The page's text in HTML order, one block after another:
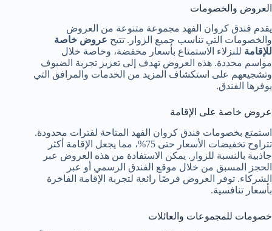
العروض والخصومات
يقدم فندق كروان الفهد مجموعة متنوعة من العروض
والخصومات التي تناسب جميع الزوار. تتيح عروض خاصة
للإقامة للنزلاء الاستمتاع بأسعار مخفضة، وخاصة خلال
مواسم محددة. هذه العروض تهدف إلى تعزيز تجربة الضيوف
وتشجيعهم على استكشاف المزيد من الخدمات والمرافق التي
يوفرها الفندق.
عروض خاصة على الإقامة
استمتع بخصومات فندق كروان الفهد المتاحة لفترات محدودة.
تتراوح تخفيضات الأسعار حتى 75%، مما يجعل الإقامة أكثر
جاذبية بالنسبة للزوار. يمكن الاستفادة من هذه العروض عبر
الحجز المسبق من خلال موقع الفندق الرسمي أو عبر
الشركاء. توفر العروض فرصًا رائعة لتجربة الإقامة الفاخرة
بأسعار تنافسية.
خصومات للمجموعات والعائلات